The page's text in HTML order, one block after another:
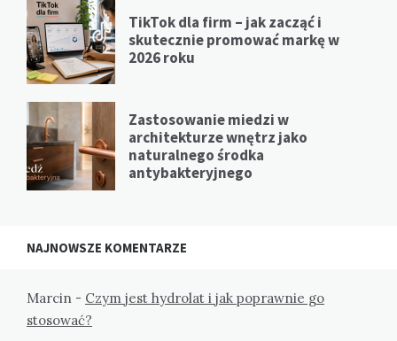
TikTok dla firm – jak zacząć i
skutecznie promować markę w
2026 roku
Zastosowanie miedzi w
architekturze wnętrz jako
naturalnego środka
antybakteryjnego
NAJNOWSZE KOMENTARZE
Marcin - Czym jest hydrolat i jak poprawnie go
stosować?